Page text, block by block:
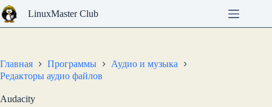
Перейти
к
сути
LinuxMaster Club
Главная Программы
Аудио и музыка
Редакторы аудио файлов
Audacity